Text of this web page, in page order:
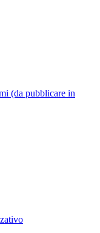
(da pubblicare in